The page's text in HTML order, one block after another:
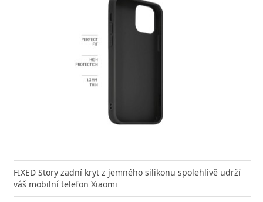
FIXED Story zadní kryt z jemného silikonu spolehlivě udrží
váš mobilní telefon Xiaomi